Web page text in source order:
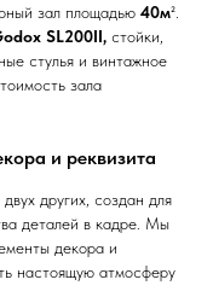
зал площадью 40м².
SL200II, стойки,
стулья и винтажное
зала
и реквизита
других, создан для
деталей в кадре. Мы
декора и
настоящую атмосферу